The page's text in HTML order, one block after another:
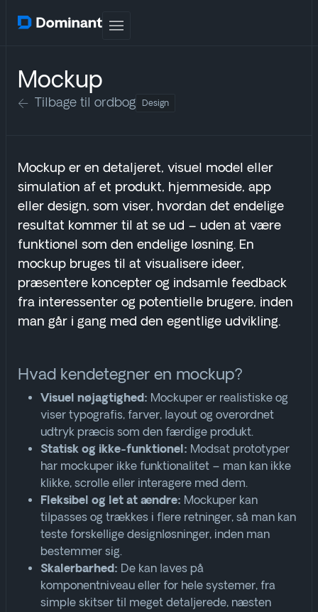
Mockup
Tilbage til ordbog Design
Mockup er en detaljeret, visuel model eller
simulation af et produkt, hjemmeside, app
eller design, som viser, hvordan det endelige
resultat kommer til at se ud – uden at være
funktionel som den endelige løsning. En
mockup bruges til at visualisere ideer,
præsentere koncepter og indsamle feedback
fra interessenter og potentielle brugere, inden
man går i gang med den egentlige udvikling.
Hvad kendetegner en mockup?
Visuel nøjagtighed: Mockuper er realistiske og
viser typografis, farver, layout og overordnet
udtryk præcis som den færdige produkt.
Statisk og ikke-funktionel: Modsat prototyper
har mockuper ikke funktionalitet – man kan ikke
klikke, scrolle eller interagere med dem.
Fleksibel og let at ændre: Mockuper kan
tilpasses og trækkes i flere retninger, så man kan
teste forskellige designløsninger, inden man
bestemmer sig.
Skalerbarhed: De kan laves på
komponentniveau eller for hele systemer, fra
simple skitser til meget detaljerede, næsten